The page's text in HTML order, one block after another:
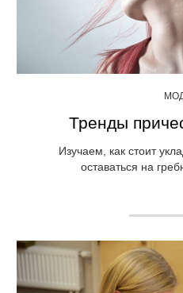
Тренды
Изучаем, как стоит
оставаться на